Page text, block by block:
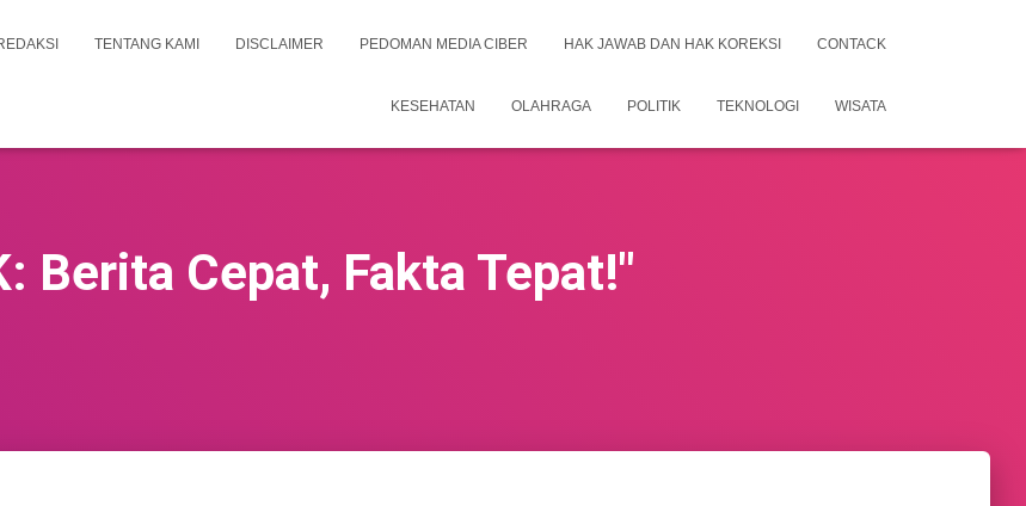
TENTANG KAMI DISCLAIMER PEDOMAN MEDIA CIBER HAK JAWAB DAN HAK KOREKSI CONTACK
KESEHATAN OLAHRAGA POLITIK TEKNOLOGI WISATA
Berita Cepat, Fakta Tepat!"